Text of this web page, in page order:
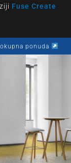
Fuse Create
ponuda